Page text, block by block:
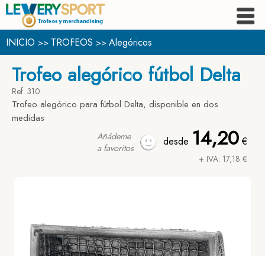
INICIO >> TROFEOS >> Alegóricos
Trofeo alegórico fútbol Delta
Ref. 310
Trofeo alegórico para fútbol Delta, disponible en dos
medidas
desde 14,20€
+ IVA: 17,18 €
Añádeme
a favoritos